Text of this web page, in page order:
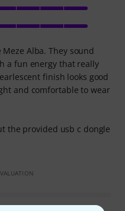
Alba. They sound
a fun energy that really
finish looks good
and comfortable to wear
the provided usb c dongle